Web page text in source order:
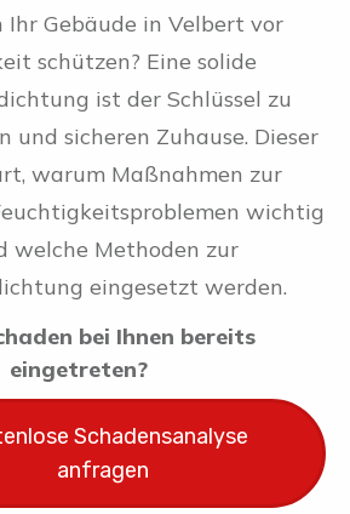
Ihr Gebäude in Velbert vor
schützen? Eine solide
ist der Schlüssel zu
und sicheren Zuhause. Dieser
warum Maßnahmen zur
wichtig
welche Methoden zur
eingesetzt werden.
bei Ihnen bereits
eingetreten?
Schadensanalyse
anfragen